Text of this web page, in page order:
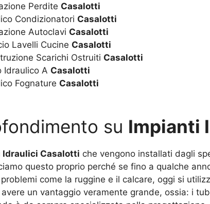
Perdite Casalotti
Condizionatori Casalotti
Autoclavi Casalotti
Lavelli Cucine Casalotti
Scarichi Ostruiti Casalotti
Idraulico A Casalotti
Fognature Casalotti
su Impianti
Idraulici Casalotti che vengono installati dagli
questo proprio perché se fino a qualche
come la ruggine e il calcare, oggi si
un vantaggio veramente grande, ossia: i